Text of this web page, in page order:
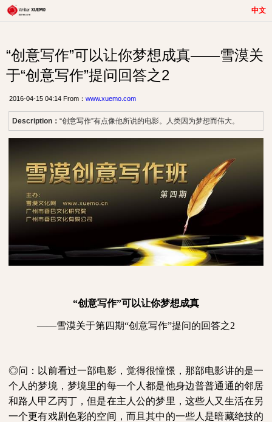
中文
“创意写作”可以让你梦想成真——雪漠关
于“创意写作”提问回答之2
2016-04-15 04:14 From： www.xuemo.com
Description： “创意写作”有点像他所说的电影。人类因为梦想而伟大。
“创意写作”可以让你梦想成真
——雪漠关于第四期“创意写作”提问的回答之2
◎问：以前看过一部电影，觉得很憧憬，那部电影讲的是一
个人的梦境，梦境里的每一个人都是他身边普普通通的邻居
和路人甲乙丙丁，但是在主人公的梦里，这些人又生活在另
一个更有戏剧色彩的空间，而且其中的一些人是暗藏绝技的